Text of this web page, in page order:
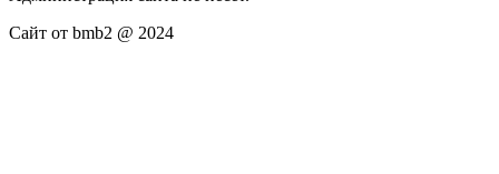
Сайт от bmb2 @ 2024